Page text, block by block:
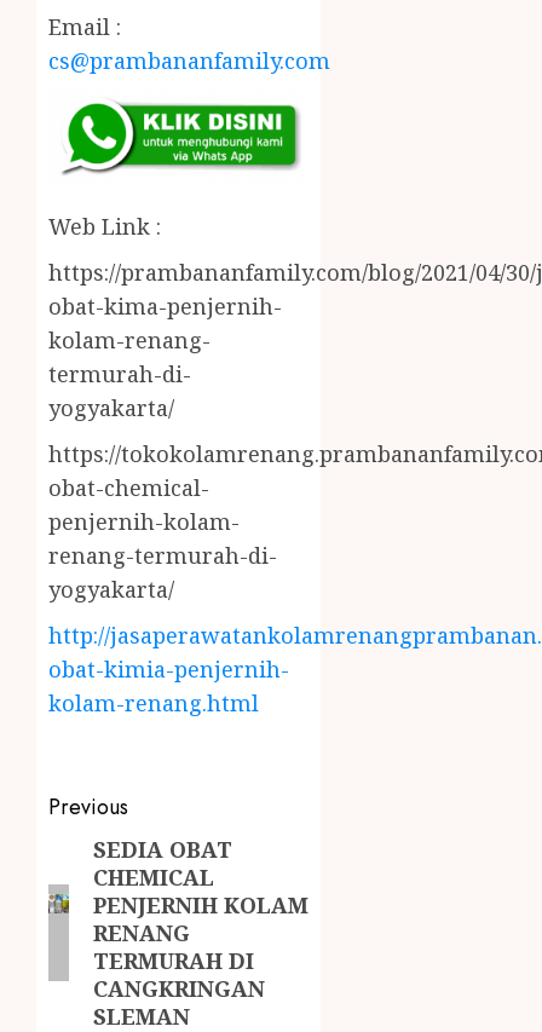
Email :
cs@prambananfamily.com
Web Link :
https://prambananfamily.com/blog/2021/04/
obat-kima-penjernih-
kolam-renang-
termurah-di-
yogyakarta/
https://
obat-chemical-
penjernih-kolam-
renang-termurah-di-
yogyakarta/
http://
obat-kimia-penjernih-
kolam-renang.html
Previous
SEDIA OBAT
CHEMICAL
PENJERNIH KOLAM
RENANG
TERMURAH DI
CANGKRINGAN
SLEMAN